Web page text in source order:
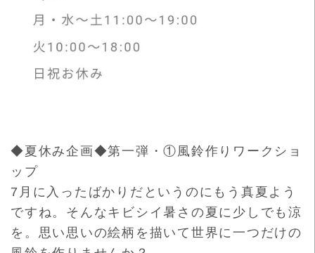
◆夏休み企画◆第一弾・①風鈴作りワークショ
ップ
7月に入ったばかりだというのにもう真夏よう
ですね。 そんなキビシイ暑さの夏に少しでも涼
を。 思い思いの絵柄を描いて世界に一つだけの